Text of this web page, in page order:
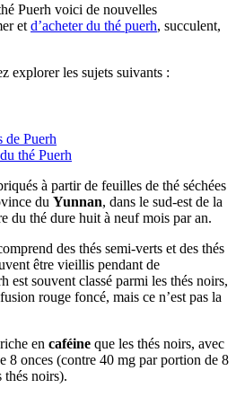
Puerh voici de nouvelles
et d’acheter du thé puerh, succulent,
explorer les sujets suivants :
de Puerh
thé Puerh
à partir de feuilles de thé séchées
du Yunnan, dans le sud-est de la
du thé dure huit à neuf mois par an.
des thés semi-verts et des thés
être vieillis pendant de
est souvent classé parmi les thés noirs,
rouge foncé, mais ce n’est pas la
en caféine que les thés noirs, avec
8 onces (contre 40 mg par portion de 8
thés noirs).